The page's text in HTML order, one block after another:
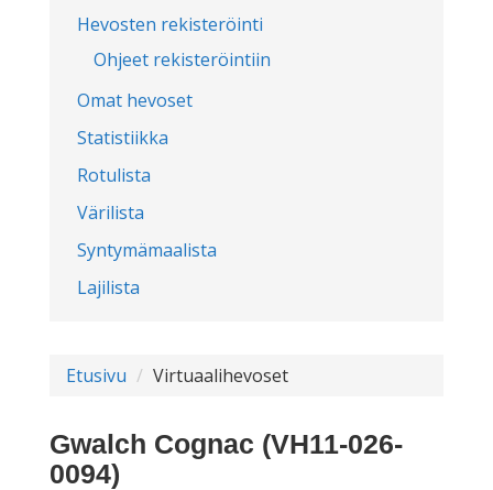
Hevosten rekisteröinti
Ohjeet rekisteröintiin
Omat hevoset
Statistiikka
Rotulista
Värilista
Syntymämaalista
Lajilista
Etusivu Virtuaalihevoset
Gwalch Cognac (VH11-026-
0094)